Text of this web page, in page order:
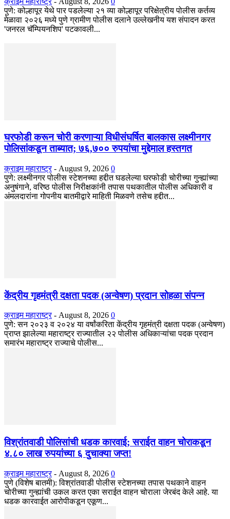
पुणे: कोल्हापूर येथे पार पडलेल्या २१ व्या कोल्हापूर परिक्षेत्रीय पोलीस कर्तव्य
मेळावा २०२६ मध्ये पुणे ग्रामीण पोलीस दलाने उल्लेखनीय यश संपादन करत
'जनरल चॅम्पियनशिप' पटकावली...
घरफोडी करून चोरी करणाऱ्या विधीसंघर्षित बालकास लक्ष्मीनगर
पोलिसांकडून ताब्यात; ७६,७०० रुपयांचा मुद्देमाल हस्तगत
क्राइम महाराष्ट्र - August 9, 2026 0
पुणे: लक्ष्मीनगर पोलीस स्टेशनच्या हद्दीत घडलेल्या घरफोडी चोरीच्या गुन्ह्यांच्या
अनुषंगाने, वरिष्ठ पोलीस निरीक्षकांनी तपास पथकातील पोलीस अधिकारी व
अंमलदारांना गोपनीय बातमीद्वारे माहिती मिळवणे तसेच हद्दीत...
केंद्रीय गृहमंत्री दक्षता पदक (अन्वेषण) प्रदान सोहळा संपन्न
क्राइम महाराष्ट्र - August 8, 2026 0
​पुणे: सन २०२३ व २०२४ या वर्षांकरिता केंद्रीय गृहमंत्री दक्षता पदक (अन्वेषण)
प्राप्त झालेल्या महाराष्ट्र राज्यातील २२ पोलीस अधिकाऱ्यांचा पदक प्रदान
समारंभ महाराष्ट्र राज्याचे पोलीस...
विश्रांतवाडी पोलिसांची धडक कारवाई; सराईत वाहन चोराकडून
४.८० लाख रुपयांच्या ६ दुचाक्या जप्त!
क्राइम महाराष्ट्र - August 8, 2026 0
पुणे (विशेष बातमी): विश्रांतवाडी पोलीस स्टेशनच्या तपास पथकाने वाहन
चोरीच्या गुन्ह्यांची उकल करत एका सराईत वाहन चोराला जेरबंद केले आहे. या
धडक कारवाईत आरोपीकडून एकूण...